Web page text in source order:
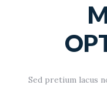
Sed pretium lacus